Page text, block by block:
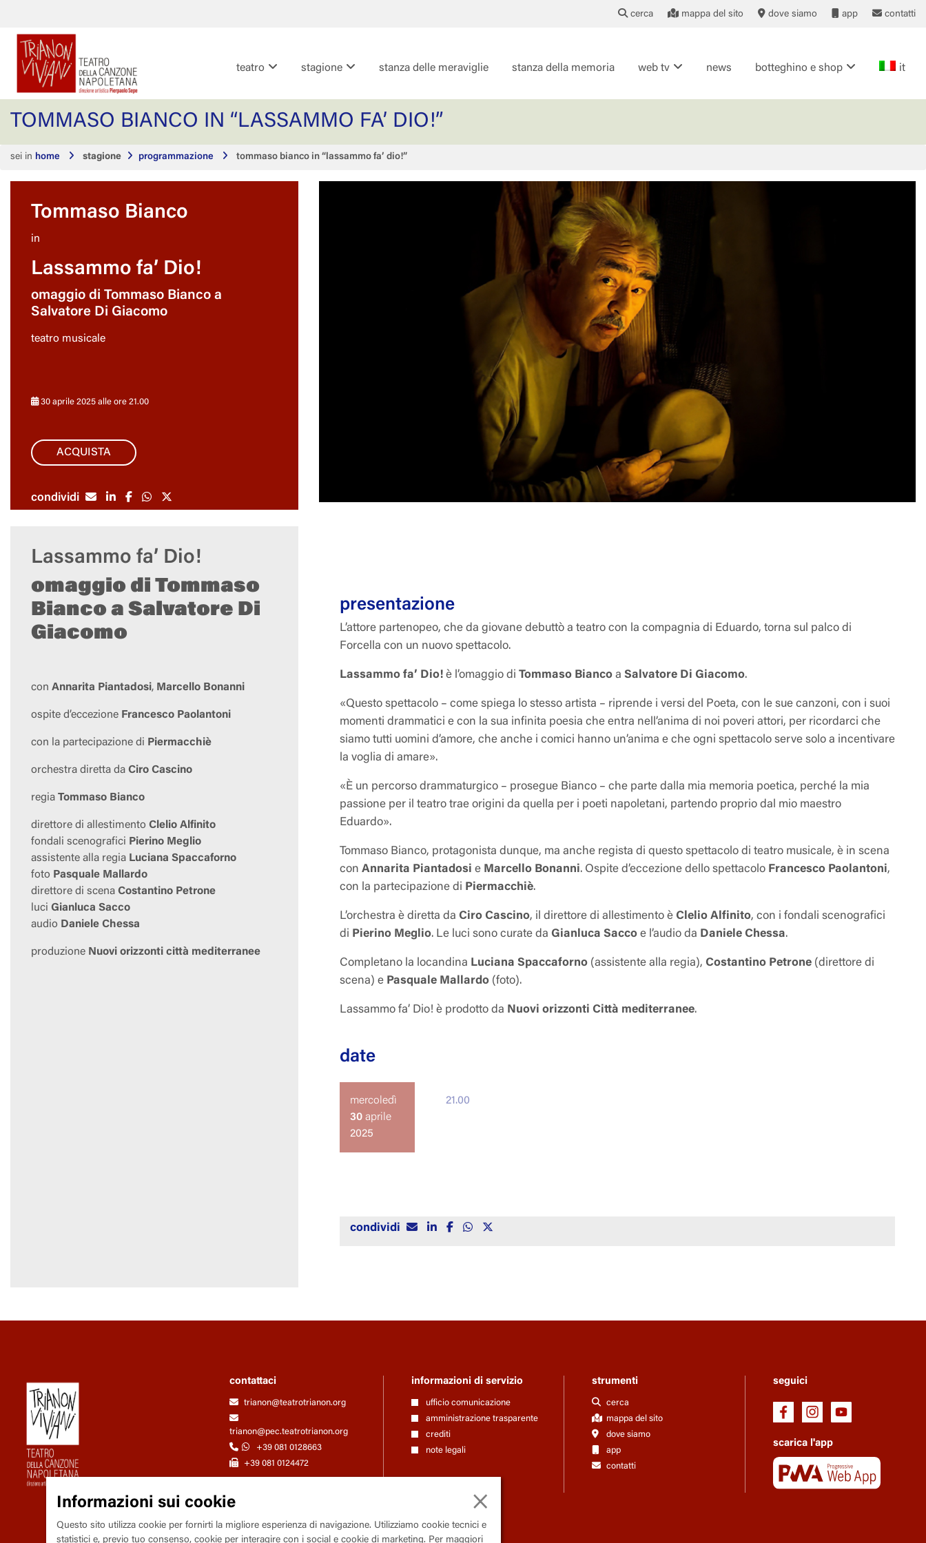
cerca mappa del sito dove siamo app contatti
teatro stagione stanza delle meraviglie stanza della memoria web tv news botteghino e shop it
TOMMASO BIANCO IN “LASSAMMO FA’ DIO!”
sei in home stagione programmazione tommaso bianco in “lassammo fa’ dio!”
Tommaso Bianco
in
Lassammo fa’ Dio!
omaggio di Tommaso Bianco a
Salvatore Di Giacomo
teatro musicale
30 aprile 2025 alle ore 21.00
ACQUISTA
condividi
Lassammo fa’ Dio!
omaggio di Tommaso
Bianco a Salvatore Di
Giacomo
con Annarita Piantadosi, Marcello Bonanni
ospite d’eccezione Francesco Paolantoni
con la partecipazione di Piermacchiè
orchestra diretta da Ciro Cascino
regia Tommaso Bianco
direttore di allestimento Clelio Alfinito
fondali scenografici Pierino Meglio
assistente alla regia Luciana Spaccaforno
foto Pasquale Mallardo
direttore di scena Costantino Petrone
luci Gianluca Sacco
audio Daniele Chessa
produzione Nuovi orizzonti città mediterranee
presentazione
L’attore partenopeo, che da giovane debuttò a teatro con la compagnia di Eduardo, torna sul palco di
Forcella con un nuovo spettacolo.
Lassammo fa’ Dio! è l’omaggio di Tommaso Bianco a Salvatore Di Giacomo.
«Questo spettacolo – come spiega lo stesso artista – riprende i versi del Poeta, con le sue canzoni, con i suoi
momenti drammatici e con la sua infinita poesia che entra nell’anima di noi poveri attori, per ricordarci che
siamo tutti uomini d’amore, che anche i comici hanno un’anima e che ogni spettacolo serve solo a incentivare
la voglia di amare».
«È un percorso drammaturgico – prosegue Bianco – che parte dalla mia memoria poetica, perché la mia
passione per il teatro trae origini da quella per i poeti napoletani, partendo proprio dal mio maestro
Eduardo».
Tommaso Bianco, protagonista dunque, ma anche regista di questo spettacolo di teatro musicale, è in scena
con Annarita Piantadosi e Marcello Bonanni. Ospite d’eccezione dello spettacolo Francesco Paolantoni,
con la partecipazione di Piermacchiè.
L’orchestra è diretta da Ciro Cascino, il direttore di allestimento è Clelio Alfinito, con i fondali scenografici
di Pierino Meglio. Le luci sono curate da Gianluca Sacco e l’audio da Daniele Chessa.
Completano la locandina Luciana Spaccaforno (assistente alla regia), Costantino Petrone (direttore di
scena) e Pasquale Mallardo (foto).
Lassammo fa’ Dio! è prodotto da Nuovi orizzonti Città mediterranee.
date
mercoledì
30 aprile
2025
21.00
condividi
contattaci
trianon@teatrotrianon.org
trianon@pec.teatrotrianon.org
+39 081 0128663
+39 081 0124472
informazioni di servizio
ufficio comunicazione
amministrazione trasparente
crediti
note legali
strumenti
cerca
mappa del sito
dove siamo
app
contatti
seguici
scarica l'app
Informazioni sui cookie ×
Questo sito utilizza cookie per fornirti la migliore esperienza di navigazione. Utilizziamo cookie tecnici e
statistici e, previo tuo consenso, cookie per interagire con i social e cookie di marketing. Per maggiori